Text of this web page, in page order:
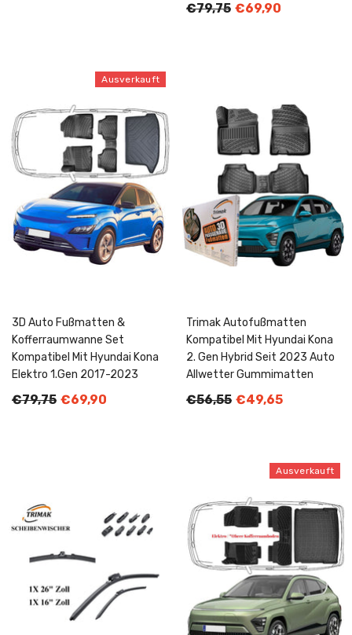
€79,75 €69,90
Ausverkauft
3D Auto Fußmatten &
Kofferraumwanne Set
Kompatibel Mit Hyundai Kona
Elektro 1.Gen 2017-2023
€79,75 €69,90
Trimak Autofußmatten
Kompatibel Mit Hyundai Kona
2. Gen Hybrid Seit 2023 Auto
Allwetter Gummimatten
€56,55 €49,65
Ausverkauft